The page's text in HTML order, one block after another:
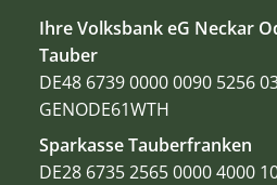
Ihre Volksbank eG Neckar
Tauber
DE48 6739 0000 0090 5256
GENODE61WTH
Sparkasse Tauberfranken
DE28 6735 2565 0000 4000